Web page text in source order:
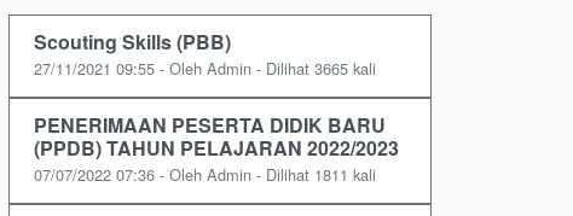
Scouting Skills (PBB)
27/11/2021 09:55 - Oleh Admin - Dilihat 3665 kali
PENERIMAAN PESERTA DIDIK BARU
(PPDB) TAHUN PELAJARAN 2022/2023
07/07/2022 07:36 - Oleh Admin - Dilihat 1811 kali